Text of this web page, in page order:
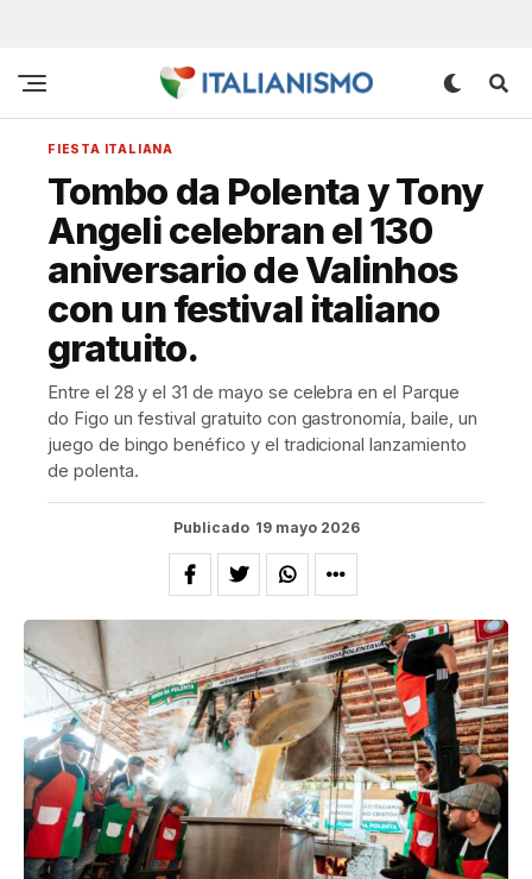
FIESTA ITALIANA
Tombo da Polenta y Tony
Angeli celebran el 130
aniversario de Valinhos
con un festival italiano
gratuito.
Entre el 28 y el 31 de mayo se celebra en el Parque
do Figo un festival gratuito con gastronomía, baile, un
juego de bingo benéfico y el tradicional lanzamiento
de polenta.
Publicado 19 mayo 2026